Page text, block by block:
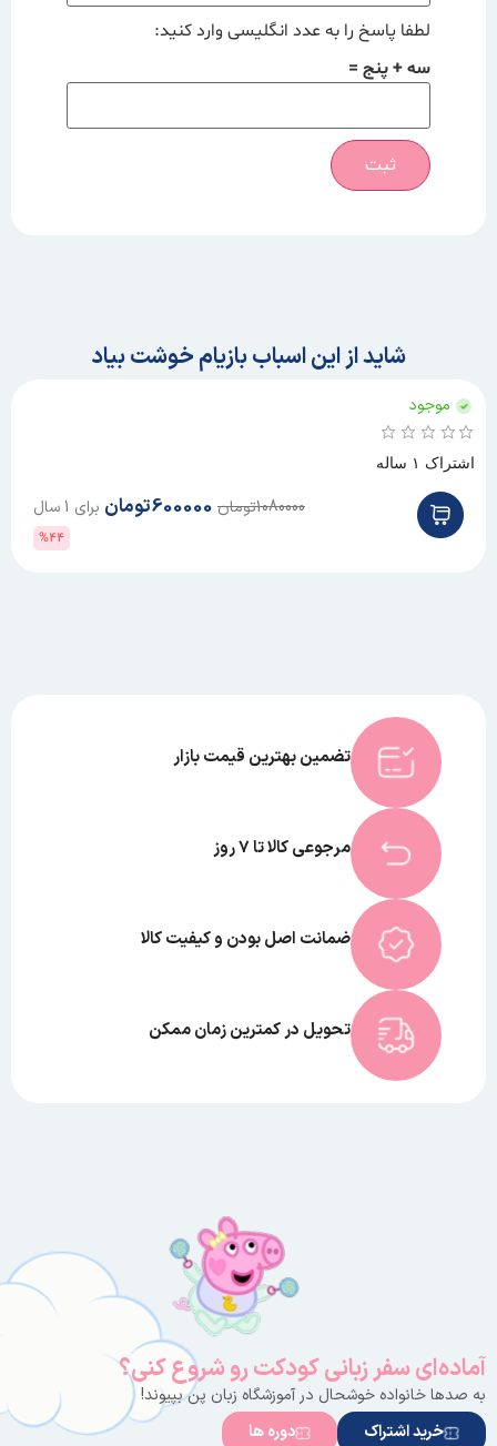
لطفا پاسخ را به عدد انگلیسی وارد کنید:
سه + پنج =
شاید از این اسباب بازیام خوشت بیاد
موجود
اشتراک ۱ ساله
1080000تومان 600000تومان برای 1 سال
%44
تضمین بهترین قیمت بازار
مرجوعی کالا تا 7 روز
ضمانت اصل بودن و کیفیت کالا
تحویل در کمترین زمان ممکن
آماده‌ای سفر زبانی کودکت رو شروع کنی؟
به صدها خانواده خوشحال در آموزشگاه زبان پن بپیوند!
خرید اشتراک
دوره ها